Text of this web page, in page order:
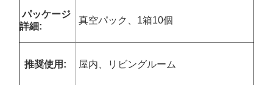
パッケージ
詳細:
真空パック、1箱10個
推奨使用: 屋内、リビングルーム